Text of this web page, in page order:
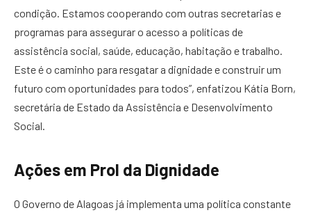
condição. Estamos cooperando com outras secretarias e
programas para assegurar o acesso a políticas de
assistência social, saúde, educação, habitação e trabalho.
Este é o caminho para resgatar a dignidade e construir um
futuro com oportunidades para todos”, enfatizou Kátia Born,
secretária de Estado da Assistência e Desenvolvimento
Social.
Ações em Prol da Dignidade
O Governo de Alagoas já implementa uma política constante